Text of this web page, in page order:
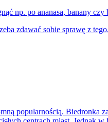
np. po ananasa, banany
zdawać sobie sprawę z
popularnością. Biedronka